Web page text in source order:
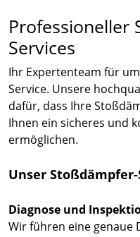
Professioneller
Services
Ihr Expertenteam für
Service. Unsere
dafür, dass Ihre
Ihnen ein sicheres und
ermöglichen.
Unser Stoßdämpfer-
Diagnose und
Wir führen eine genaue